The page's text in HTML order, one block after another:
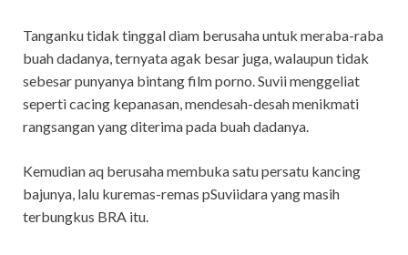
Tanganku tidak tinggal diam berusaha untuk meraba-raba
buah dadanya, ternyata agak besar juga, walaupun tidak
sebesar punyanya bintang film porno. Suvii menggeliat
seperti cacing kepanasan, mendesah-desah menikmati
rangsangan yang diterima pada buah dadanya.
Kemudian aq berusaha membuka satu persatu kancing
bajunya, lalu kuremas-remas pSuviidara yang masih
terbungkus BRA itu.